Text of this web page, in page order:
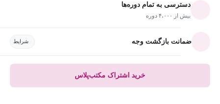
دسترسی به تمام دوره‌ها
بیش از ۴،۰۰۰ دوره
ضمانت بازگشت وجه شرایط
خرید اشتراک مکتب‌پلاس